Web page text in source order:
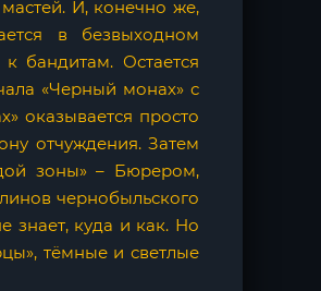
И, конечно же,
в безвыходном
бандитам. Остается
«Черный монах» с
оказывается просто
отчуждения. Затем
зоны» – Бюрером,
чернобыльского
знает, куда и как. Но
тёмные и светлые